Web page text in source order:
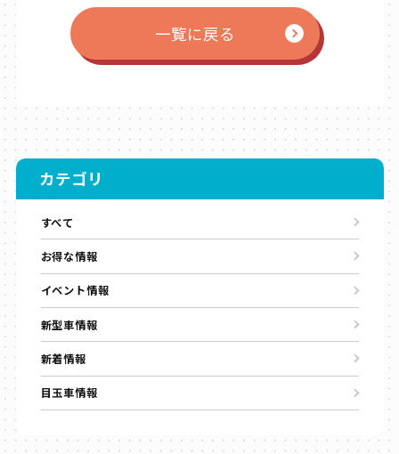
一覧に戻る
カテゴリ
すべて
お得な情報
イベント情報
新型車情報
新着情報
目玉車情報